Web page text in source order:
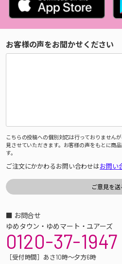
お客様の声をお聞かせください
こちらの投稿への個別対応は行っておりません
見させていただきます。お客様の声をもとに商
す。
ご注文にかかわるお問い合わせはお問い
■ お問合せ
ゆめタウン・ゆめマート・ユアーズ
0120-37-1947
［受付時間］あさ10時～夕方6時